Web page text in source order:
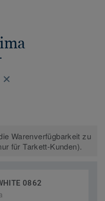
Warenverfügbarkeit zu
für Tarkett-Kunden).
0862